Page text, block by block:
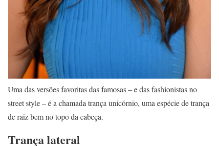
Uma das versões favoritas das famosas – e das fashionistas no
street style – é a chamada trança unicórnio, uma espécie de trança
de raiz bem no topo da cabeça.
Trança lateral